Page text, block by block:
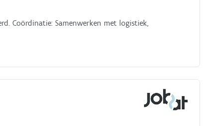
Coördinatie: Samenwerken met logistiek,